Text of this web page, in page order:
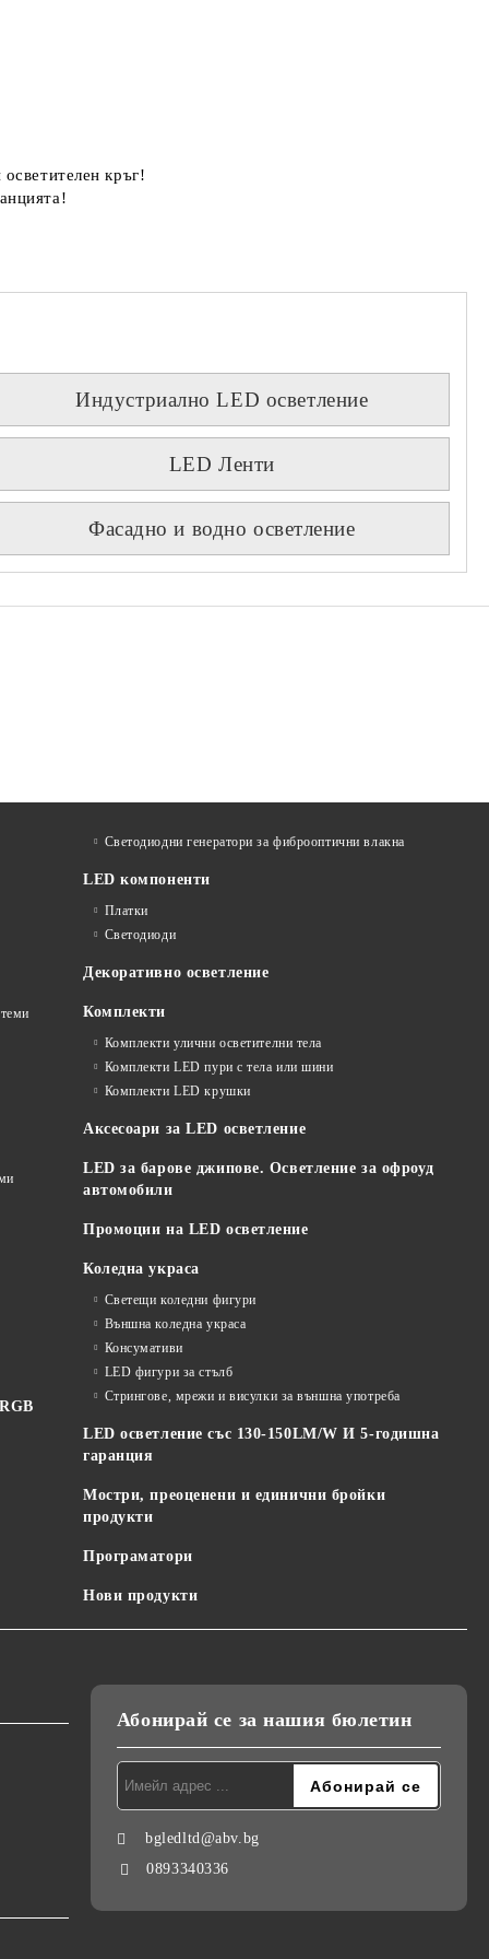
кръг!
Индустриално LED осветление
LED Ленти
Фасадно и водно осветление
Светодиодни генератори за фиброоптични влакна
LED компоненти
Платки
Светодиоди
Декоративно осветление
Комплекти
Комплекти улични осветителни тела
Комплекти LED пури с тела или шини
Комплекти LED крушки
Аксесоари за LED осветление
LED за барове джипове. Осветление за офроуд
автомобили
Промоции на LED осветление
Коледна украса
Светещи коледни фигури
Външна коледна украса
Консумативи
LED фигури за стълб
Стрингове, мрежи и висулки за външна употреба
LED осветление със 130-150LM/W И 5-годишна
гаранция
Мостри, преоценени и единични бройки
продукти
Програматори
Нови продукти
Абонирай се за нашия бюлетин
bgledltd@abv.bg
0893340336